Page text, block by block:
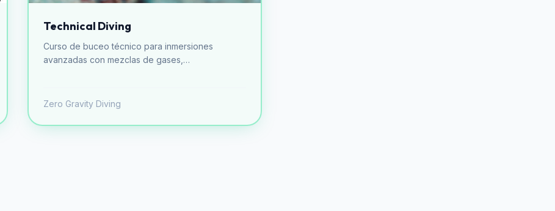
Technical Diving
Curso de buceo técnico para inmersiones
avanzadas con mezclas de gases,
Zero Gravity Diving